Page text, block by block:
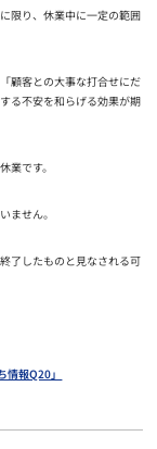
限り、休業中に一定の範囲
顧客との大事な打合せにだ
る不安を和らげる効果が期
業です。
ません。
了したものと見なされる可
報Q20」